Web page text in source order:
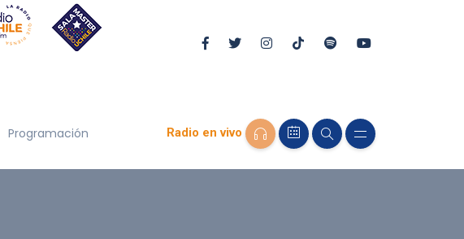
Programación Radio en vivo